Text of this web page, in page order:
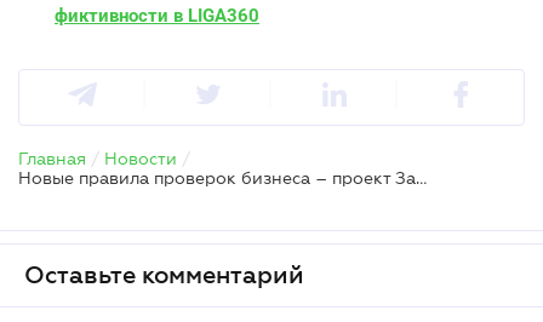
фиктивности в LIGA360
Главная / Новости /
Новые правила проверок бизнеса – проект Закона уже в Раде
Оставьте комментарий